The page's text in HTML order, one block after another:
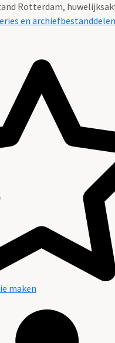
Rotterdam,
en archiefbestanddelen
maken